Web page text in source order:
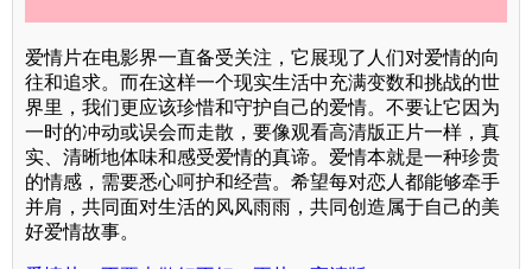
爱情片在电影界一直备受关注，它展现了人们对爱情的向
往和追求。而在这样一个现实生活中充满变数和挑战的世
界里，我们更应该珍惜和守护自己的爱情。不要让它因为
一时的冲动或误会而走散，要像观看高清版正片一样，真
实、清晰地体味和感受爱情的真谛。爱情本就是一种珍贵
的情感，需要悉心呵护和经营。希望每对恋人都能够牵手
并肩，共同面对生活的风风雨雨，共同创造属于自己的美
好爱情故事。